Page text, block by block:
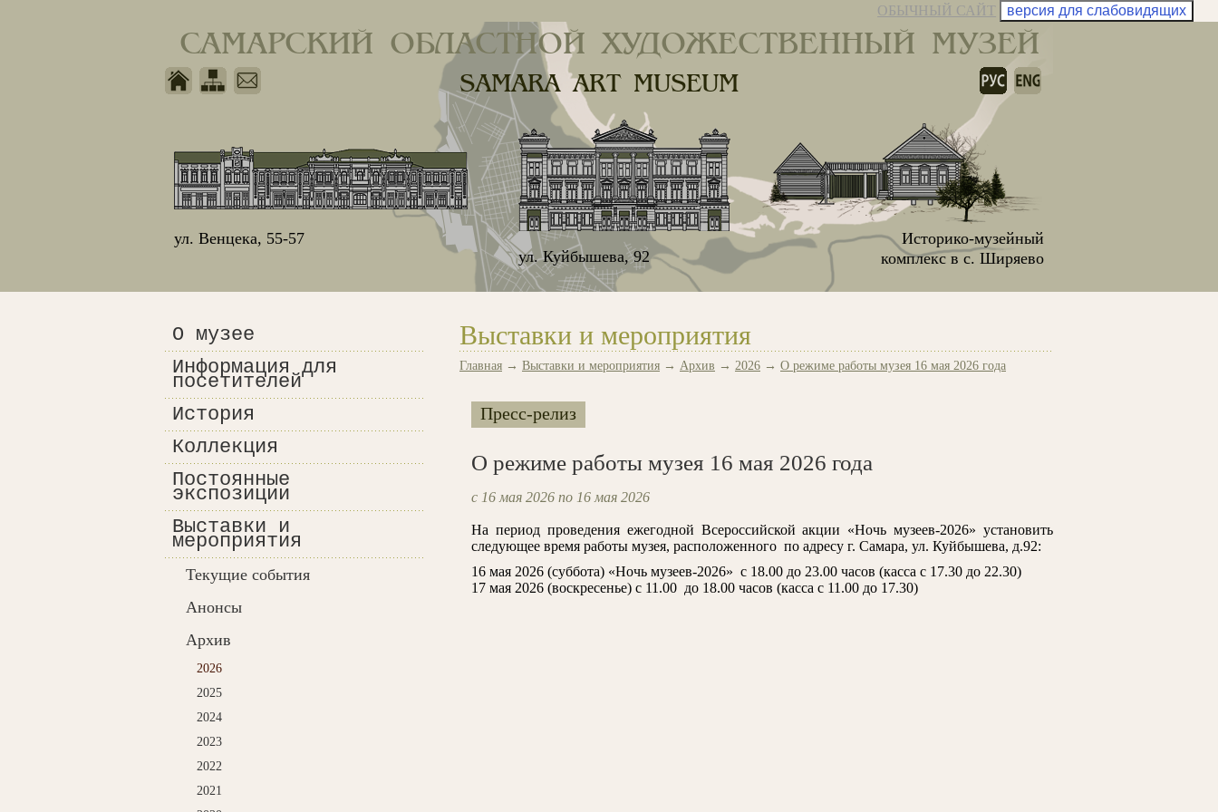
ОБЫЧНЫЙ САЙТ версия для слабовидящих
САМАРСКИЙ ОБЛАСТНОЙ ХУДОЖЕСТВЕННЫЙ МУЗЕЙ
SAMARA ART MUSEUM
ул. Куйбышева, 92
ул. Венцека, 55-57
Историко-музейный
комплекс в с. Ширяево
О музее
Информация для
посетителей
История
Коллекция
Постоянные
экспозиции
Выставки и
мероприятия
Текущие события
Анонсы
Архив
2026
2025
2024
2023
2022
2021
Выставки и мероприятия
Главная → Выставки и мероприятия → Архив → 2026 → О режиме работы музея 16 мая 2026 года
Пресс-релиз
О режиме работы музея 16 мая 2026 года
с 16 мая 2026 по 16 мая 2026
На период проведения ежегодной Всероссийской акции «Ночь музеев-2026» установить
следующее время работы музея, расположенного по адресу г. Самара, ул. Куйбышева, д.92:
16 мая 2026 (суббота) «Ночь музеев-2026» с 18.00 до 23.00 часов (касса с 17.30 до 22.30)
17 мая 2026 (воскресенье) с 11.00 до 18.00 часов (касса с 11.00 до 17.30)